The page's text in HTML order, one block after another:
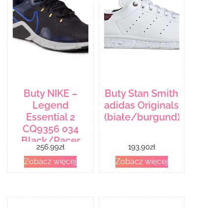
Buty NIKE –
Legend
Essential 2
CQ9356 034
Black/Racer
Blue/Obsidian
256.99zł
Zobacz więcej
Buty Stan Smith
adidas Originals
(białe/burgund)
193.90zł
Zobacz więcej